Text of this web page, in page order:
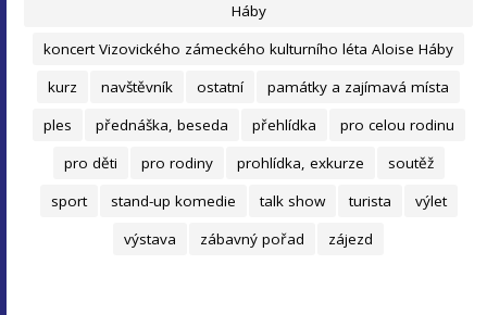
Háby
koncert Vizovického zámeckého kulturního léta Aloise Háby
kurz
navštěvník ostatní
památky a zajímavá místa
ples
přednáška, beseda přehlídka
pro celou rodinu
pro děti
pro rodiny prohlídka, exkurze
soutěž
sport
stand-up komedie talk show turista
výlet
výstava
zábavný pořad zájezd